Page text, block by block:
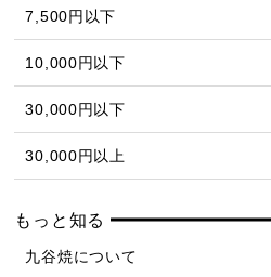
7,500円以下
10,000円以下
30,000円以下
30,000円以上
もっと知る
九谷焼について